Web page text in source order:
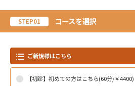
STEP01 コースを選択
ご新規様はこちら
【初診】初めての方はこちら(60分/￥4400)